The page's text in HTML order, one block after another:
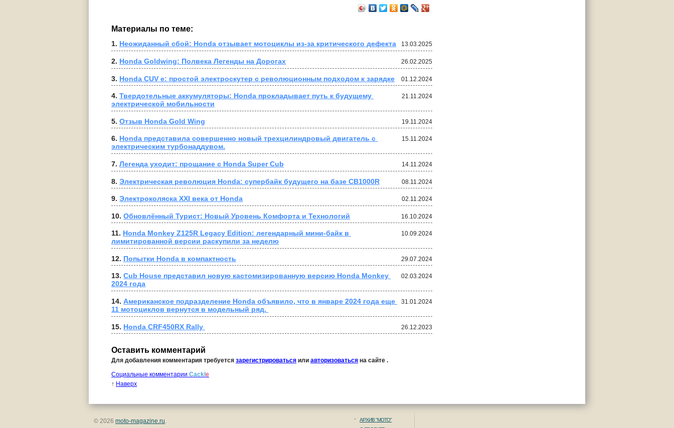
Материалы по теме:
13.03.2025
1. Неожиданный сбой: Honda отзывает мотоциклы из-за критического дефекта
26.02.2025
2. Honda Goldwing: Полвека Легенды на Дорогах
01.12.2024
3. Honda CUV e: простой электроскутер с революционным подходом к зарядке
21.11.2024
4. Твердотельные аккумуляторы: Honda прокладывает путь к будущему
электрической мобильности
19.11.2024
5. Отзыв Honda Gold Wing
15.11.2024
6. Honda представила совершенно новый трехцилиндровый двигатель с
электрическим турбонаддувом.
14.11.2024
7. Легенда уходит: прощание с Honda Super Cub
08.11.2024
8. Электрическая революция Honda: супербайк будущего на базе CB1000R
02.11.2024
9. Электроколяска XXI века от Honda
16.10.2024
10. Обновлённый Турист: Новый Уровень Комфорта и Технологий
10.09.2024
11. Honda Monkey Z125R Legacy Edition: легендарный мини-байк в
лимитированной версии раскупили за неделю
29.07.2024
12. Попытки Honda в компактность
02.03.2024
13. Cub House представил новую кастомизированную версию Honda Monkey
2024 года
31.01.2024
14. Американское подразделение Honda объявило, что в январе 2024 года еще
11 мотоциклов вернутся в модельный ряд.
26.12.2023
15. Honda CRF450RX Rally
Оставить комментарий
Для добавления комментария требуется зарегистрироваться или авторизоваться на сайте .
Социальные комментарии Cackl e
↑ Наверх
© 2026 moto-magazine.ru.
АРХИВ "МОТО"